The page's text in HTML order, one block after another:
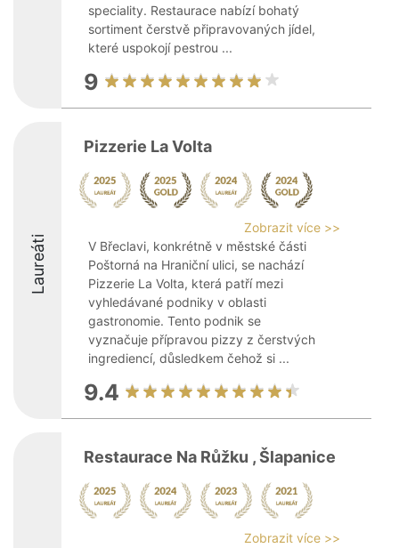
speciality. Restaurace nabízí bohatý
sortiment čerstvě připravovaných jídel,
které uspokojí pestrou ...
9
Laureáti
Pizzerie La Volta
Zobrazit více >>
V Břeclavi, konkrétně v městské části
Poštorná na Hraniční ulici, se nachází
Pizzerie La Volta, která patří mezi
vyhledávané podniky v oblasti
gastronomie. Tento podnik se
vyznačuje přípravou pizzy z čerstvých
ingrediencí, důsledkem čehož si ...
9.4
Restaurace Na Růžku , Šlapanice
Zobrazit více >>